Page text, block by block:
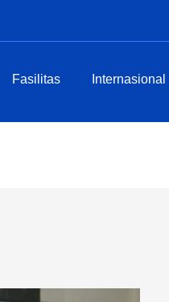
Fasilitas Internasional